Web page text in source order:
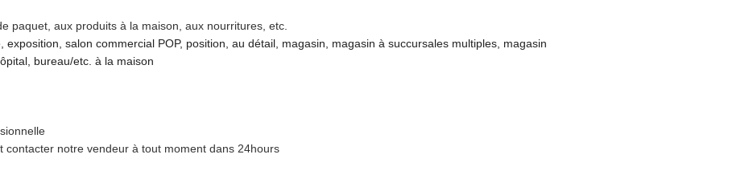
paquet, aux produits à la maison, aux nourritures, etc.
salon commercial POP, position, au détail, magasin, magasin à succursales multiples, magasin
bureau/etc. à la maison
contacter notre vendeur à tout moment dans 24hours